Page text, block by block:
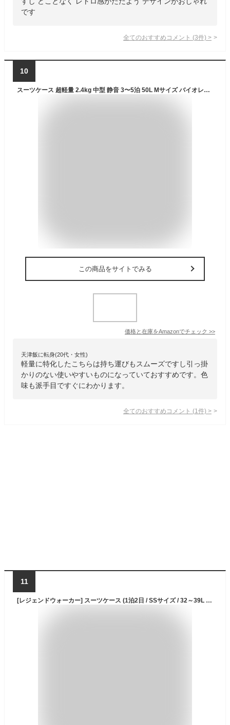
です
全てのおすすめコメント (3件) >
10
スーツケース 超軽量 2.4kg 中型 静音 3〜5泊 50L Mサイズ バイオレット SiiiN＋Light シーンプラスライト
この商品をサイトでみる
価格と在庫をAmazonでチェック >>
天津飯に転身(20代・女性)
軽量に特化したこちらは持ち運びもスムーズですし引っ掛
かりのない使いやすいものになっていておすすめです。色
味も派手目ですぐにわかります。
全てのおすすめコメント (1 件) >
11
[レジェンドウォーカー] スーツケース (1泊2日 / SSサイズ / 32～39L / カーボン) 機内持ち込み 軽量 旅行用 (拡張機能/TSAロック/ダブルキャスター) キャリーケース バッグ [5122-48-CB]